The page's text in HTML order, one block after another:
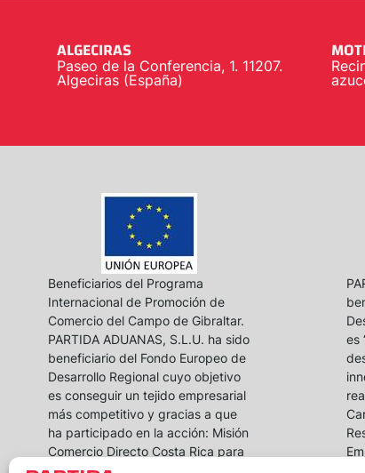
ALGECIRAS
Paseo de la Conferencia, 1. 11207.
Algeciras (España)
Beneficiarios del Programa
Internacional de Promoción de
Comercio del Campo de Gibraltar.
PARTIDA ADUANAS, S.L.U. ha sido
beneficiario del Fondo Europeo de
Desarrollo Regional cuyo objetivo
es conseguir un tejido empresarial
más competitivo y gracias a que
ha participado en la acción: Misión
Comercio Directo Costa Rica para
es